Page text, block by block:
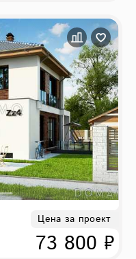
Цена за проект
73 800 ₽